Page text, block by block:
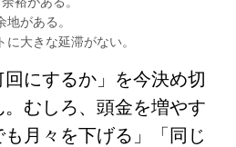
がある。
大きな延滞がない。
にするか」を今決め切
むしろ、頭金を増やす
月々を下げる」「同じ